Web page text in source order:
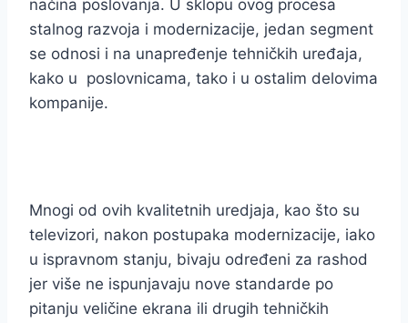
načina poslovanja. U sklopu ovog procesa
stalnog razvoja i modernizacije, jedan segment
se odnosi i na unapređenje tehničkih uređaja,
kako u poslovnicama, tako i u ostalim delovima
kompanije.
Mnogi od ovih kvalitetnih uredjaja, kao što su
televizori, nakon postupaka modernizacije, iako
u ispravnom stanju, bivaju određeni za rashod
jer više ne ispunjavaju nove standarde po
pitanju veličine ekrana ili drugih tehničkih